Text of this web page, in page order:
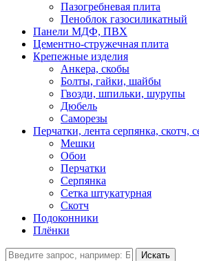
Пазогребневая плита
Пеноблок газосиликатный
Панели МДФ, ПВХ
Цементно-стружечная плита
Крепежные изделия
Анкера, скобы
Болты, гайки, шайбы
Гвозди, шпильки, шурупы
Дюбель
Саморезы
Перчатки, лента серпянка, скотч,
Мешки
Обои
Перчатки
Серпянка
Сетка штукатурная
Скотч
Подоконники
Плёнки
Искать